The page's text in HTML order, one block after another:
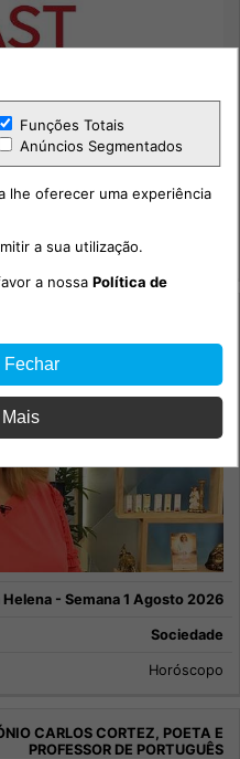
democrata, Miguel Poiares
Maduro.
Integridade +
Helena - Semana 1 Agosto 2026
Sociedade
Horóscopo
Funções Totais
Anúncios Segmentados
lhe oferecer uma experiência
a sua utilização.
a nossaPolítica de
Fechar